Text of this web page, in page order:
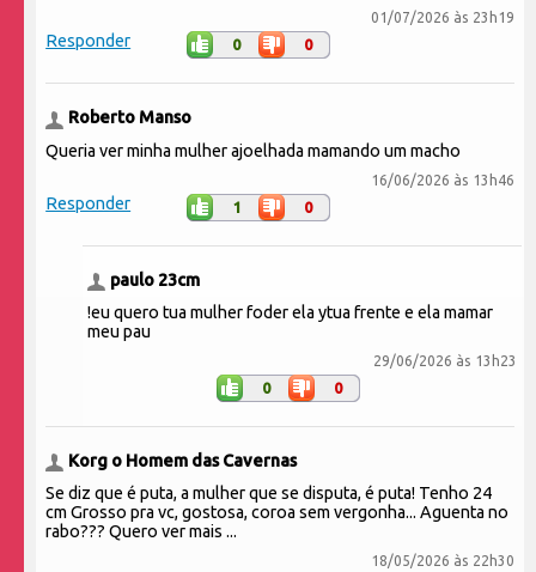
01/07/2026 às 23h19
Responder 0 0
Roberto Manso
Queria ver minha mulher ajoelhada mamando um macho
16/06/2026 às 13h46
Responder 1 0
paulo 23cm
!eu quero tua mulher foder ela ytua frente e ela mamar
meu pau
29/06/2026 às 13h23
0 0
Korg o Homem das Cavernas
Se diz que é puta, a mulher que se disputa, é puta! Tenho 24
cm Grosso pra vc, gostosa, coroa sem vergonha... Aguenta no
rabo??? Quero ver mais ...
18/05/2026 às 22h30